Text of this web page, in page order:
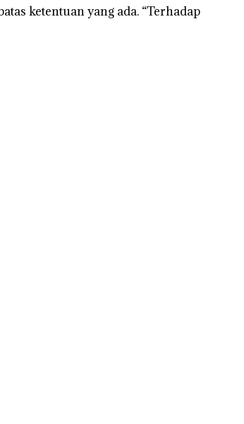
ketentuan yang ada. “Terhadap